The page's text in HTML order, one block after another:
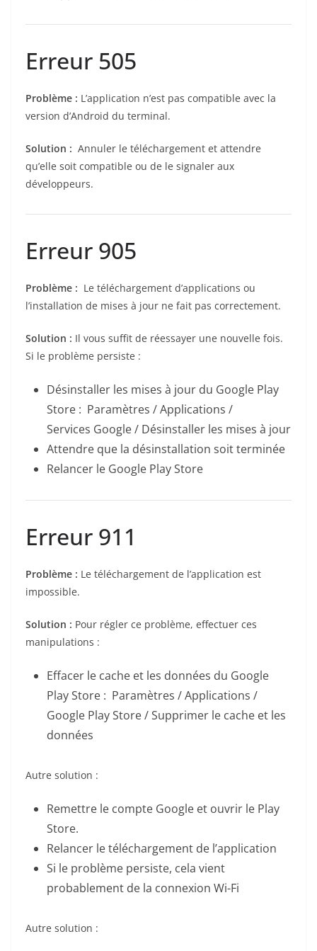
Erreur 505
Problème : L’application n’est pas compatible avec la
version d’Android du terminal.
Solution : Annuler le téléchargement et attendre
qu’elle soit compatible ou de le signaler aux
développeurs.
Erreur 905
Problème : Le téléchargement d’applications ou
l’installation de mises à jour ne fait pas correctement.
Solution : Il vous suffit de réessayer une nouvelle fois.
Si le problème persiste :
Désinstaller les mises à jour du Google Play
Store : Paramètres / Applications /
Services Google / Désinstaller les mises à jour
Attendre que la désinstallation soit terminée
Relancer le Google Play Store
Erreur 911
Problème : Le téléchargement de l’application est
impossible.
Solution : Pour régler ce problème, effectuer ces
manipulations :
Effacer le cache et les données du Google
Play Store : Paramètres / Applications /
Google Play Store / Supprimer le cache et les
données
Autre solution :
Remettre le compte Google et ouvrir le Play
Store.
Relancer le téléchargement de l’application
Si le problème persiste, cela vient
probablement de la connexion Wi-Fi
Autre solution :